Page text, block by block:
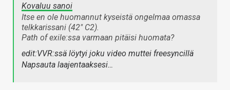
Kovaluu sanoi
Itse en ole huomannut kyseistä ongelmaa omassa
telkkarissani (42" C2).
Path of exile:ssa varmaan pitäisi huomata?
edit:VVR:ssä löytyi joku video muttei freesyncillä
Napsauta laajentaaksesi…